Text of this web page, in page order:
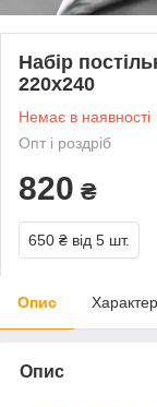
Набір
220х240
Немає в наявності
Опт і роздріб
820 ₴
650 ₴ від 5 шт.
Опис
Опис